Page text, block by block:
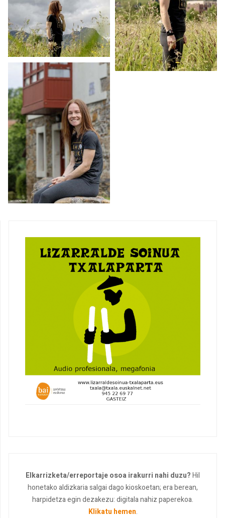
Elkarrizketa/erreportaje osoa irakurri nahi duzu?Hil
honetako aldizkaria salgai dago kioskoetan; era berean,
harpidetza egin dezakezu: digitala nahiz paperekoa.
Klikatu hemen.